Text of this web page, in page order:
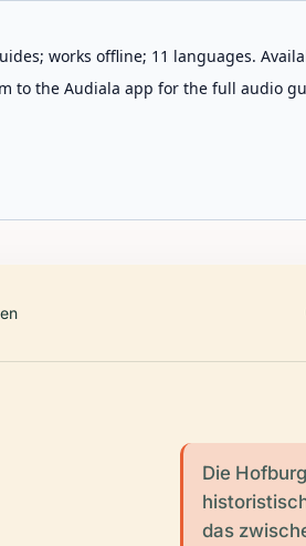
works offline; 11 languages.
to the Audiala app for the full audio
Die
das